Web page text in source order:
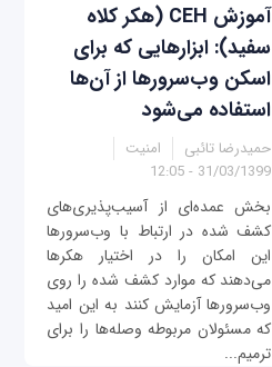
آموزش CEH (هکر کلاه
سفید): ابزارهایی که برای
اسکن وب‌سرورها از آن‌ها
استفاده می‌شود
حمیدرضا تائبی
امنیت
31/03/1399 - 12:05
بخش عمده‌ای از آسیب‌پذیری‌های
کشف شده در ارتباط با وب‌سرورها
این امکان را در اختیار هکرها
می‌دهند که موارد کشف شده را روی
وب‌سرورها آزمایش کنند به این امید
که مسئولان مربوطه وصله‌ها را برای
ترمیم...